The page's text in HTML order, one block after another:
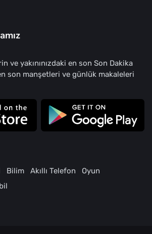
ve yakınınızdaki en son Son Dakika
son manşetleri ve günlük makaleleri
Bilim Akıllı Telefon
Oyun